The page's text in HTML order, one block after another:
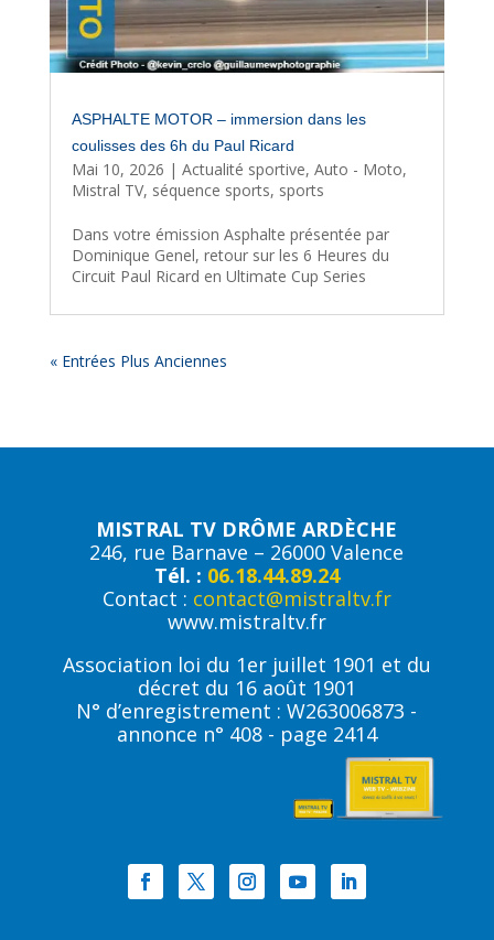
ASPHALTE MOTOR – immersion dans les
coulisses des 6h du Paul Ricard
Mai 10, 2026 | Actualité sportive, Auto - Moto,
Mistral TV, séquence sports, sports
Dans votre émission Asphalte présentée par
Dominique Genel, retour sur les 6 Heures du
Circuit Paul Ricard en Ultimate Cup Series
« Entrées Plus Anciennes
MISTRAL TV DRÔME ARDÈCHE
246, rue Barnave – 26000 Valence
Tél. : 06.18.44.89.24
Contact : contact@mistraltv.fr
www.mistraltv.fr
Association loi du 1er juillet 1901 et du
décret du 16 août 1901
N° d’enregistrement : W263006873 -
annonce n° 408 - page 2414